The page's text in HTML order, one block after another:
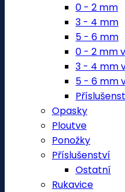
0 - 2 mm
3 - 4 mm
5 - 6 mm
0 - 2 mm
3 - 4 mm
5 - 6 mm
Opasky
Ploutve
Ponožky
Příslušenství
Ostatní
Rukavice